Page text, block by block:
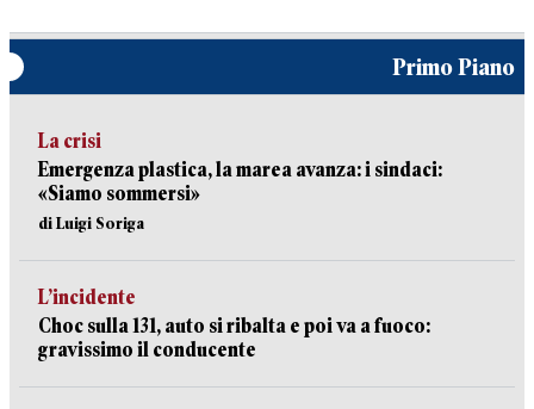
Primo Piano
La crisi
Emergenza plastica, la marea avanza: i sindaci:
«Siamo sommersi»
di Luigi Soriga
L’incidente
Choc sulla 131, auto si ribalta e poi va a fuoco:
gravissimo il conducente